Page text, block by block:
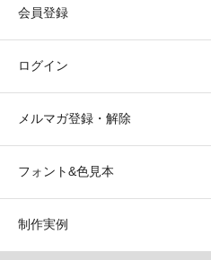
会員登録
ログイン
メルマガ登録・解除
フォント&色見本
制作実例